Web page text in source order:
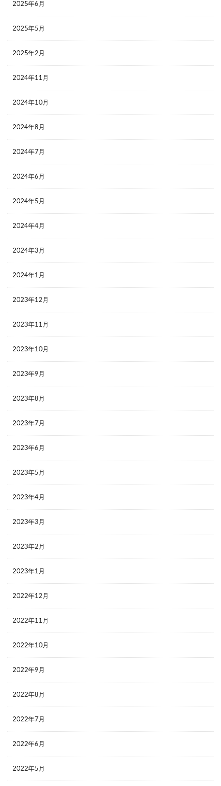
2025年6月
2025年5月
2025年2月
2024年11月
2024年10月
2024年8月
2024年7月
2024年6月
2024年5月
2024年4月
2024年3月
2024年1月
2023年12月
2023年11月
2023年10月
2023年9月
2023年8月
2023年7月
2023年6月
2023年5月
2023年4月
2023年3月
2023年2月
2023年1月
2022年12月
2022年11月
2022年10月
2022年9月
2022年8月
2022年7月
2022年6月
2022年5月